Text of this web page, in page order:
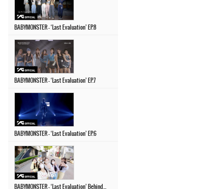
BABYMONSTER – ‘Last Evaluation’ EP.8
BABYMONSTER – ‘Last Evaluation’ EP.7
BABYMONSTER – ‘Last Evaluation’ EP.6